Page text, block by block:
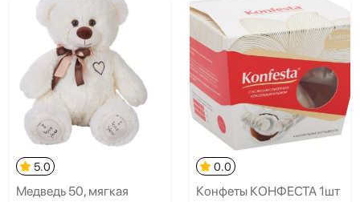
5.0
Медведь 50, мягкая
0.0
Конфеты КОНФЕСТА 1шт